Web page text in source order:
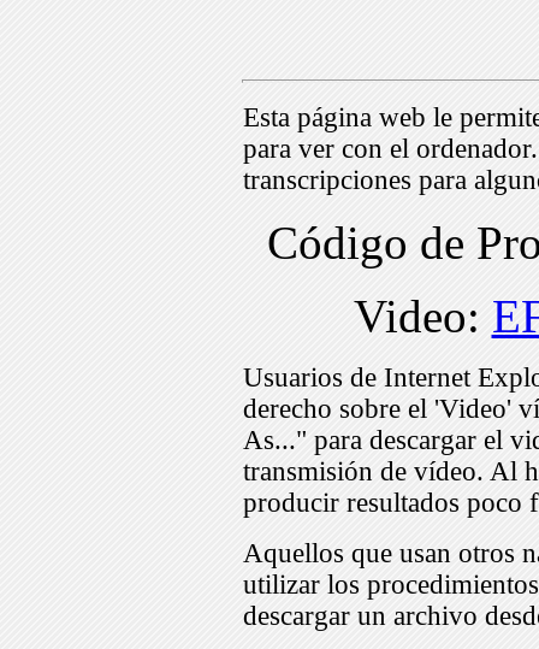
Esta página web le
para ver con el
transcripciones para
Código de
Video:
Usuarios de Internet
derecho sobre el 'Video'
As..." para descargar el
transmisión de vídeo. Al
producir resultados poco
Aquellos que usan otros
utilizar los
descargar un archivo